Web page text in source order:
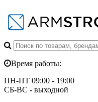
Время работы:
ПН-ПТ 09:00 - 19:00
СБ-ВС - выходной